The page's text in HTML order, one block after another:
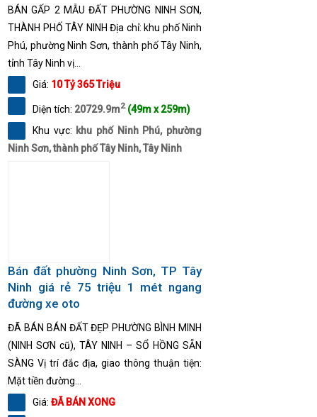
BÁN GẤP 2 MẪU ĐẤT PHƯỜNG NINH SƠN,
THÀNH PHỐ TÂY NINH Địa chỉ: khu phố Ninh
Phú, phường Ninh Sơn, thành phố Tây Ninh,
tỉnh Tây Ninh vị...
Giá: 10 Tỷ 365 Triệu
Diện tích: 20729.9m2 (49m x 259m)
Khu vực: khu phố Ninh Phú, phường
Ninh Sơn, thành phố Tây Ninh, Tây Ninh
Bán đất phường Ninh Sơn, TP Tây
Ninh giá rẻ 75 triệu 1 mét ngang
đường xe oto
ĐÃ BÁN BÁN ĐẤT ĐẸP PHƯỜNG BÌNH MINH
(NINH SƠN cũ), TÂY NINH – SỔ HỒNG SẴN
SÀNG Vị trí đắc địa, giao thông thuận tiện:
Mặt tiền đường...
Giá: ĐÃ BÁN XONG